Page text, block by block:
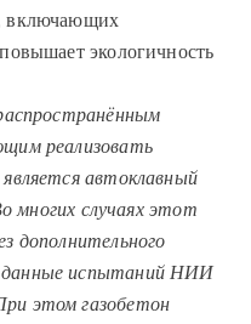
включающих
экологичность
реализовать
автоклавный
многих случаях этот
дополнительного
испытаний НИИ
этом газобетон